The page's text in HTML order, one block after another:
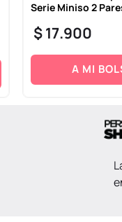
Serie Miniso 2
$17.900
A MI